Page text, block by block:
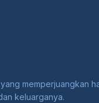
memperjuangkan
keluarganya.